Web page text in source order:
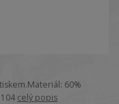
60%
celý popis